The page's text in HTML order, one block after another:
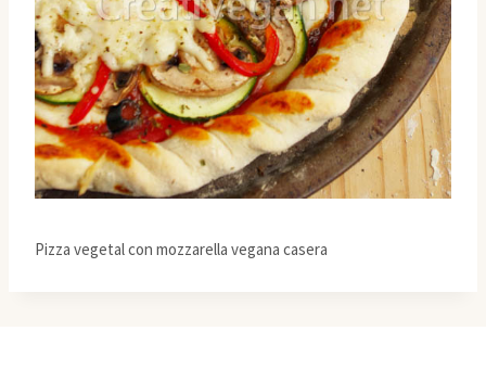
Pizza vegetal con mozzarella vegana casera